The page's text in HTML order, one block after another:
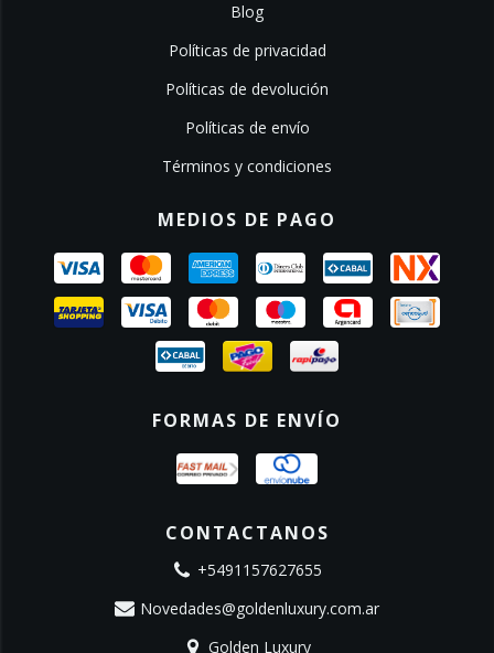
Blog
Políticas de privacidad
Políticas de devolución
Políticas de envío
Términos y condiciones
MEDIOS DE PAGO
FORMAS DE ENVÍO
CONTACTANOS
+5491157627655
Novedades@goldenluxury.com.ar
Golden Luxury